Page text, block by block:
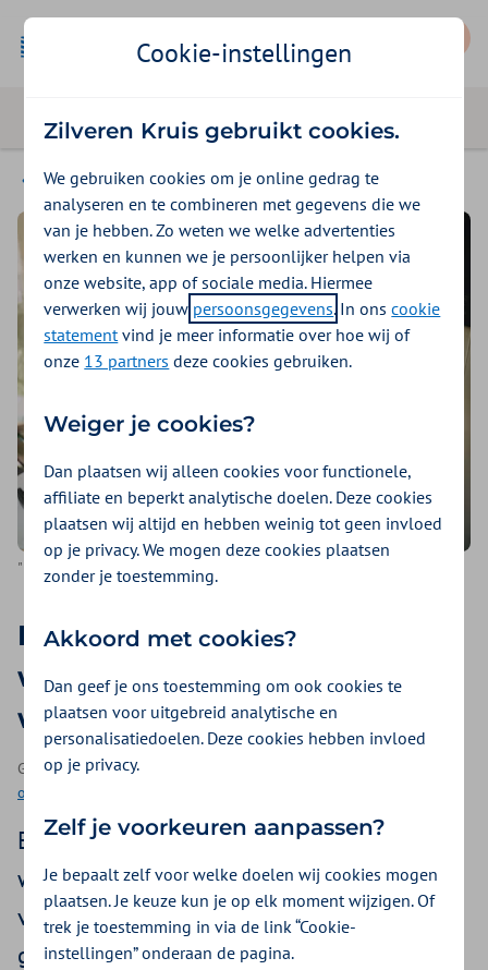
Magazine
""
Deze veranderingen op
werkgebied staan je te
wachten
Geplaatst op 1 maart 2022 | Een artikel als onderdeel van
omgeving
Een dagje thuiswerken gebeurde altijd al
wel, maar het laatste jaar zijn dat wel heel
veel dagen geworden. De grote vraag is:
gaan we ooit weer naar kantoor zoals we
Cookie-instellingen
Zilveren Kruis gebruikt cookies.
We gebruiken cookies om je online gedrag te
analyseren en te combineren met gegevens die we
van je hebben. Zo weten we welke advertenties
werken en kunnen we je persoonlijker helpen via
onze website, app of sociale media. Hiermee
verwerken wij jouw persoonsgegevens. In onscookie
statementvind je meer informatie over hoe wij of
onze 13 partners deze cookies gebruiken.
Weiger je cookies?
Dan plaatsen wij alleen cookies voor functionele,
affiliate en beperkt analytische doelen. Deze cookies
plaatsen wij altijd en hebben weinig tot geen invloed
op je privacy. We mogen deze cookies plaatsen
zonder je toestemming.
Akkoord met cookies?
Dan geef je ons toestemming om ook cookies te
plaatsen voor uitgebreid analytische en
personalisatiedoelen. Deze cookies hebben invloed
op je privacy.
Zelf je voorkeuren aanpassen?
Je bepaalt zelf voor welke doelen wij cookies mogen
plaatsen. Je keuze kun je op elk moment wijzigen. Of
trek je toestemming in via de link “Cookie-
instellingen” onderaan de pagina.